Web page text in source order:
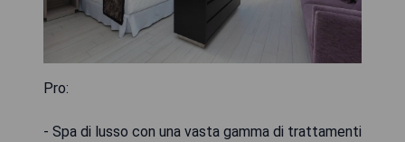
Pro:
- Spa di lusso con una vasta gamma di trattamenti